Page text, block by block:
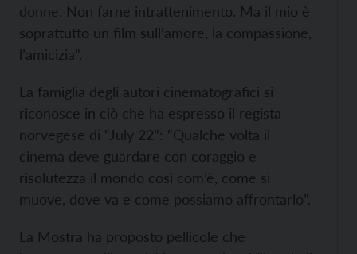
donne. Non farne intrattenimento. Ma il mio è
soprattutto un film sull’amore, la compassione,
l’amicizia”.
La famiglia degli autori cinematografici si
riconosce in ciò che ha espresso il regista
norvegese di “July 22”: ”Qualche volta il
cinema deve guardare con coraggio e
risolutezza il mondo così com’è, come si
muove, dove va e come possiamo affrontarlo”.
La Mostra ha proposto pellicole che